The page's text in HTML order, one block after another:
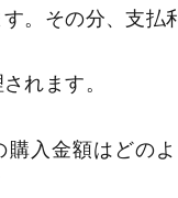
。その分、支払
れます。
購入金額はどの